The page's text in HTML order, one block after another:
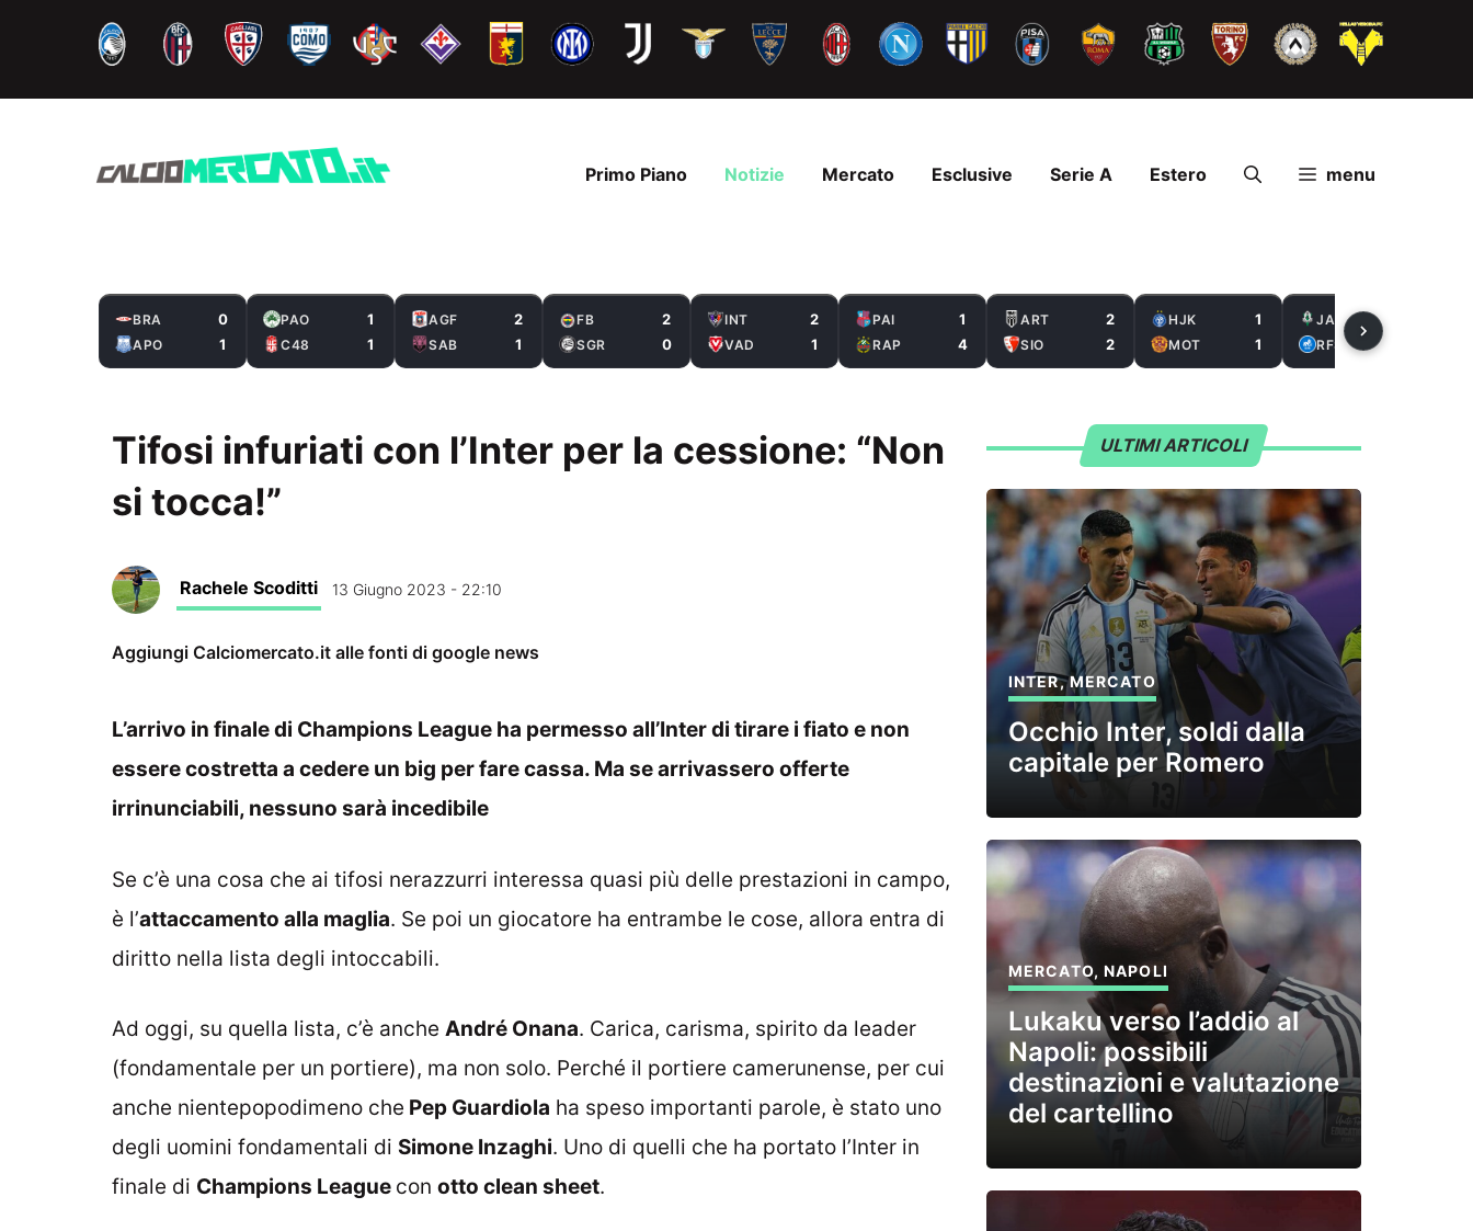
contenuto
Primo Piano Notizie Mercato Esclusive Serie A Estero menu
BRA 0
APO 1
PAO 1
C48 1
AGF 2
SAB 1
FB 2
SGR 0
INT 2
VAD 1
PAI 1
RAP 4
ART 2
SIO 2
HJK 1
MOT 1
JAB
RFS
Tifosi infuriati con l’Inter per la cessione: “Non
si tocca!”
Rachele Scoditti 13 Giugno 2023 - 22:10
Aggiungi Calciomercato.it alle fonti di google news
L’arrivo in finale di Champions League ha permesso all’Inter di tirare i fiato e non
essere costretta a cedere un big per fare cassa. Ma se arrivassero offerte
irrinunciabili, nessuno sarà incedibile
Se c’è una cosa che ai tifosi nerazzurri interessa quasi più delle prestazioni in campo,
è l’attaccamento alla maglia. Se poi un giocatore ha entrambe le cose, allora entra di
diritto nella lista degli intoccabili.
Ad oggi, su quella lista, c’è anche André Onana. Carica, carisma, spirito da leader
(fondamentale per un portiere), ma non solo. Perché il portiere camerunense, per cui
anche nientepopodimeno che Pep Guardiola ha speso importanti parole, è stato uno
degli uomini fondamentali di Simone Inzaghi. Uno di quelli che ha portato l’Inter in
finale di Champions League con otto clean sheet.
ULTIMI ARTICOLI
INTER,MERCATO
Occhio Inter, soldi dalla
capitale per Romero
MERCATO,NAPOLI
Lukaku verso l’addio al
Napoli: possibili
destinazioni e valutazione
del cartellino